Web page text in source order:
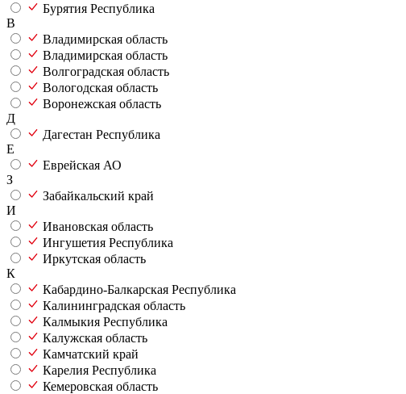
Бурятия Республика
В
Владимирская область
Владимирская область
Волгоградская область
Вологодская область
Воронежская область
Д
Дагестан Республика
Е
Еврейская АО
З
Забайкальский край
И
Ивановская область
Ингушетия Республика
Иркутская область
К
Кабардино-Балкарская Республика
Калининградская область
Калмыкия Республика
Калужская область
Камчатский край
Карелия Республика
Кемеровская область